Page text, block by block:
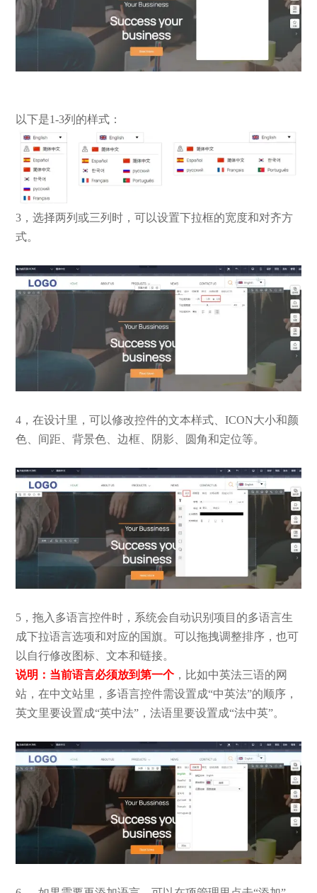
以下是1-3列的样式：
3，选择两列或三列时，可以设置下拉框的宽度和对齐方
式。
4，在设计里，可以修改控件的文本样式、ICON大小和颜
色、间距、背景色、边框、阴影、圆角和定位等。
5，拖入多语言控件时，系统会自动识别项目的多语言生
成下拉语言选项和对应的国旗。可以拖拽调整排序，也可
以自行修改图标、文本和链接。
说明：当前语言必须放到第一个，比如中英法三语的网
站，在中文站里，多语言控件需设置成“中英法”的顺序，
英文里要设置成“英中法”，法语里要设置成“法中英”。